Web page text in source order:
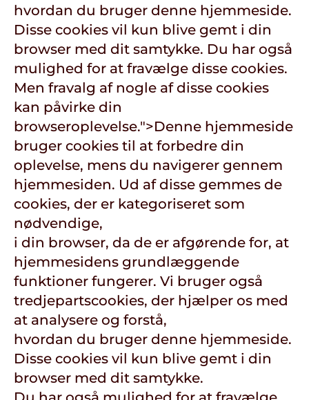
hvordan du bruger denne hjemmeside.
Disse cookies vil kun blive gemt i din
browser med dit samtykke. Du har også
mulighed for at fravælge disse cookies.
Men fravalg af nogle af disse cookies
kan påvirke din
browseroplevelse.">Denne hjemmeside
bruger cookies til at forbedre din
oplevelse, mens du navigerer gennem
hjemmesiden. Ud af disse gemmes de
cookies, der er kategoriseret som
nødvendige,
i din browser, da de er afgørende for, at
hjemmesidens grundlæggende
funktioner fungerer. Vi bruger også
tredjepartscookies, der hjælper os med
at analysere og forstå,
hvordan du bruger denne hjemmeside.
Disse cookies vil kun blive gemt i din
browser med dit samtykke.